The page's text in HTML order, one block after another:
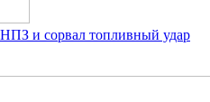
и сорвал топливный удар